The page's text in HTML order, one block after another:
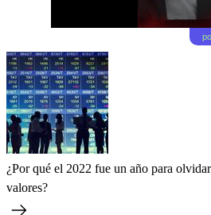
¿Por qué el 2022 fue un año para
valores?